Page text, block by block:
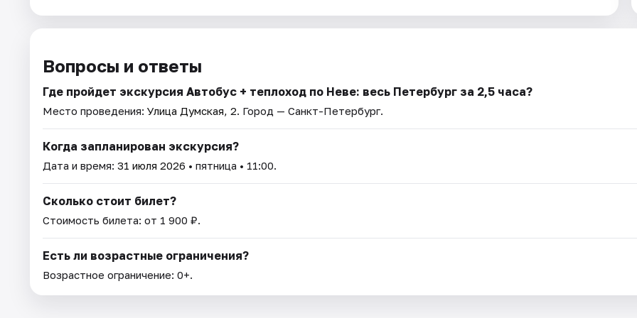
Вопросы и ответы
Где пройдет экскурсия Автобус + теплоход по Неве: весь Петербург за 2,5 часа?
Место проведения: Улица Думская, 2. Город — Санкт-Петербург.
Когда запланирован экскурсия?
Дата и время: 31 июля 2026 • пятница • 11:00.
Сколько стоит билет?
Стоимость билета: от 1 900 ₽.
Есть ли возрастные ограничения?
Возрастное ограничение: 0+.